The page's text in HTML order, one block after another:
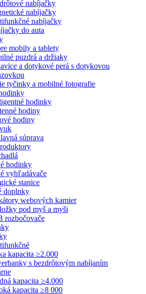
nabíjačky
nabíjačky
nabíjačky
do auta
mobily a tablety
puzdrá a držiaky
a dotykové perá s dotykovou
tyčinky a mobilné fotografie
hodinky
hodiny
hodiny
súprava
hodinky
vyhľadávače
stanice
doplnky
webových kamier
pod myš a myši
rozbočovače
kapacita ≥2.000
s bezdrôtovým nabíjaním
kapacita ≥4.000
kapacita ≥8 000